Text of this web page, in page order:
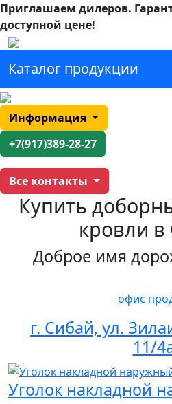
Приглашаем дилеров.
доступной цене!
Каталог продукции
Информация
+7(917)389-28-27
Все контакты
Купить
кровли в
Доброе имя
офис
г. Сибай, ул.
11/
Уголок накладной